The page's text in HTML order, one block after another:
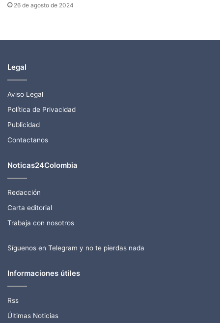
26 de agosto de 2024
Legal
Aviso Legal
Política de Privacidad
Publicidad
Contactanos
Noticas24Colombia
Redacción
Carta editorial
Trabaja con nosotros
Síguenos en Telegram y no te pierdas nada
Informaciones útiles
Rss
Últimas Noticias